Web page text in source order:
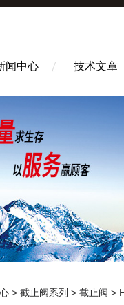
闻中心 技术文章
> 截止阀系列 > 截止阀 >